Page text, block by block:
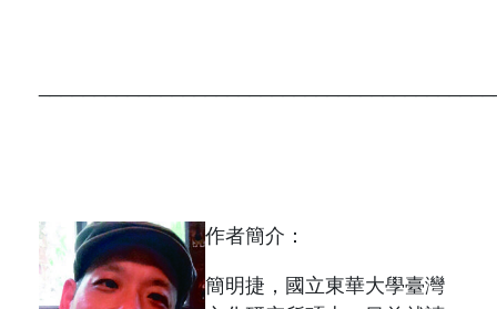
作者簡介：
簡明捷， 國立東華大學臺灣